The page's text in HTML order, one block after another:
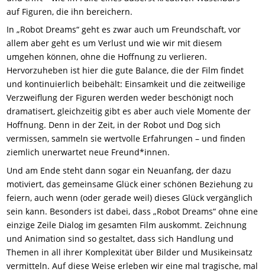
auf Figuren, die ihn bereichern.
In „Robot Dreams“ geht es zwar auch um Freundschaft, vor
allem aber geht es um Verlust und wie wir mit diesem
umgehen können, ohne die Hoffnung zu verlieren.
Hervorzuheben ist hier die gute Balance, die der Film findet
und kontinuierlich beibehält: Einsamkeit und die zeitweilige
Verzweiflung der Figuren werden weder beschönigt noch
dramatisert, gleichzeitig gibt es aber auch viele Momente der
Hoffnung. Denn in der Zeit, in der Robot und Dog sich
vermissen, sammeln sie wertvolle Erfahrungen – und finden
ziemlich unerwartet neue Freund*innen.
Und am Ende steht dann sogar ein Neuanfang, der dazu
motiviert, das gemeinsame Glück einer schönen Beziehung zu
feiern, auch wenn (oder gerade weil) dieses Glück vergänglich
sein kann. Besonders ist dabei, dass „Robot Dreams“ ohne eine
einzige Zeile Dialog im gesamten Film auskommt. Zeichnung
und Animation sind so gestaltet, dass sich Handlung und
Themen in all ihrer Komplexität über Bilder und Musikeinsatz
vermitteln. Auf diese Weise erleben wir eine mal tragische, mal